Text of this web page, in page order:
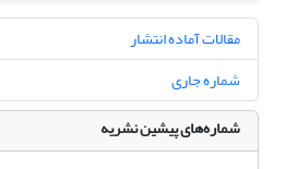
مقالات آماده انتشار
شماره جاری
شماره‌های پیشین نشریه